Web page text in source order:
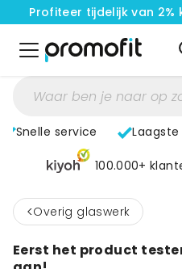
Profiteer tijdelijk van 2%
Snelle service
100.000+
< Overig glaswerk
Eerst het product